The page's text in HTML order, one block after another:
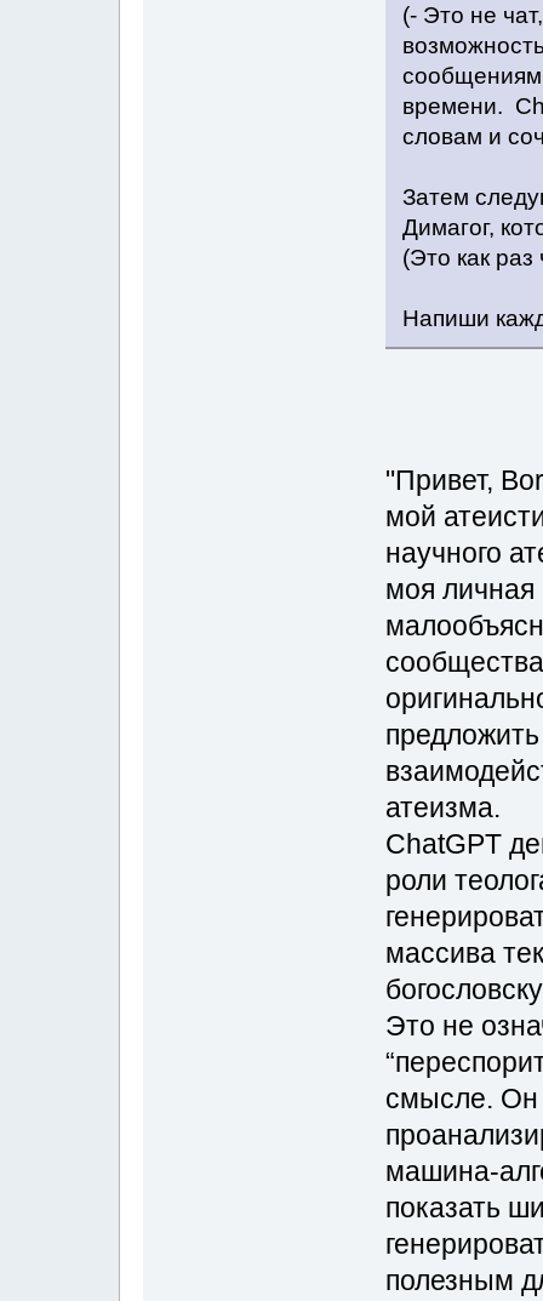
(- Это не
времени.
словам и
Затем
Димагог,
(Это как раз
Напиши
"Привет,
мой
научного
моя личная
атеизма.
ChatGPT
роли
массива
Это не
смысле. Он
машина-
показать
полезным